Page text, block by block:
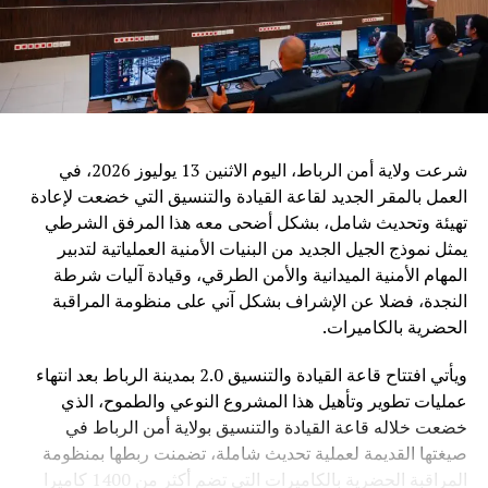
الإقليمية، من بينها جامعة الدول العربية والاتحاد الإفريقي ورابطة
دول جنوب شرق آسيا.
ويرى مراقبون أن الدعوة الصينية إلى تعزيز التعاون في مجال
الذكاء الاصطناعي تعكس التحول المتزايد لهذه التكنولوجيا إلى
فقط تطوير القدرات التقنية، بل ضمان أن تكون هذه القدرات
متاحة بشكل عادل وآمن لجميع الدول.
وفي ظل المنافسة العالمية المتزايدة في مجال الذكاء
الاصطناعي، تطرح الصين رؤية تقوم على اعتبار التكنولوجيا
جسراً للتعاون والتنمية، وليس مجالاً للصراع، مؤكدة أن مستقبل
الذكاء الاصطناعي يجب أن يكون قائماً على الحكمة البشرية
والمسؤولية المشتركة من أجل خدمة رفاهية الشعوب
شرعت ولاية أمن الرباط، اليوم الاثنين 13 يوليوز 2026، في
العمل بالمقر الجديد لقاعة القيادة والتنسيق التي خضعت لإعادة
تهيئة وتحديث شامل، بشكل أضحى معه هذا المرفق الشرطي
يمثل نموذج الجيل الجديد من البنيات الأمنية العملياتية لتدبير
المهام الأمنية الميدانية والأمن الطرقي، وقيادة آليات شرطة
النجدة، فضلا عن الإشراف بشكل آني على منظومة المراقبة
الحضرية بالكاميرات.
ويأتي افتتاح قاعة القيادة والتنسيق 2.0 بمدينة الرباط بعد انتهاء
عمليات تطوير وتأهيل هذا المشروع النوعي والطموح، الذي
خضعت خلاله قاعة القيادة والتنسيق بولاية أمن الرباط في
صيغتها القديمة لعملية تحديث شاملة، تضمنت ربطها بمنظومة
المراقبة الحضرية بالكاميرات التي تضم أكثر من 1400 كاميرا